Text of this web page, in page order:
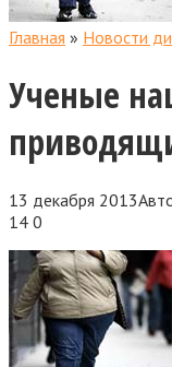
Главная » Новости
Ученые
13 декабря 2013
14 0